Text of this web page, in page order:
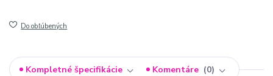
Do obľúbených
Kompletné špecifikácie Komentáre 0